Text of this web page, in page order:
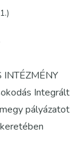
INTÉZMÉNY
Integrált
pályázatot